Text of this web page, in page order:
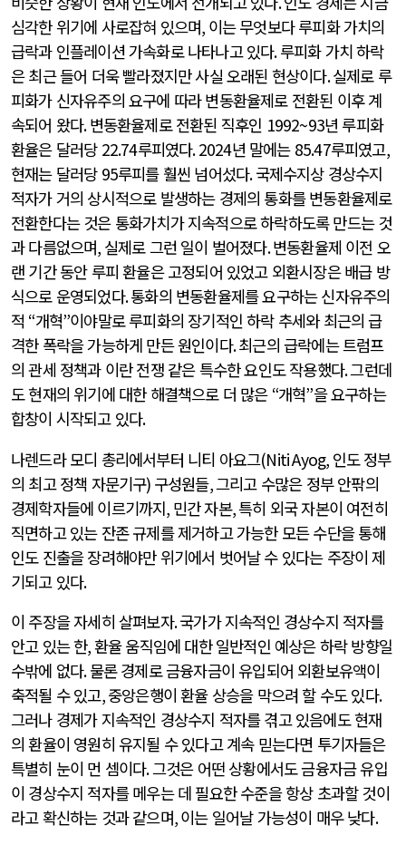
심각한 위기에 사로잡혀 있으며, 이는 무엇보다 루피화 가치의
급락과 인플레이션 가속화로 나타나고 있다.루피화 가치 하락
은 최근 들어 더욱 빨라졌지만 사실 오래된 현상이다.실제로 루
피화가 신자유주의 요구에 따라 변동환율제로 전환된 이후 계
속되어 왔다.변동환율제로 전환된 직후인 1992~93년 루피화
환율은 달러당 22.74루피였다. 2024년 말에는 85.47루피였고,
현재는 달러당 95루피를 훨씬 넘어섰다.국제수지상 경상수지
적자가 거의 상시적으로 발생하는 경제의 통화를 변동환율제로
전환한다는 것은 통화가치가 지속적으로 하락하도록 만드는 것
과 다름없으며, 실제로 그런 일이 벌어졌다.변동환율제 이전 오
랜 기간 동안 루피 환율은 고정되어 있었고 외환시장은 배급 방
식으로 운영되었다.통화의 변동환율제를 요구하는 신자유주의
적 “개혁”이야말로 루피화의 장기적인 하락 추세와 최근의 급
격한 폭락을 가능하게 만든 원인이다.최근의 급락에는 트럼프
의 관세 정책과 이란 전쟁 같은 특수한 요인도 작용했다.그런데
도 현재의 위기에 대한 해결책으로 더 많은 “개혁”을 요구하는
합창이 시작되고 있다.
나렌드라 모디 총리에서부터 니티 아요그(Niti Ayog, 인도 정부
의 최고 정책 자문기구) 구성원들,그리고 수많은 정부 안팎의
경제학자들에 이르기까지, 민간 자본,특히 외국 자본이 여전히
직면하고 있는 잔존 규제를 제거하고 가능한 모든 수단을 통해
인도 진출을 장려해야만 위기에서 벗어날 수 있다는 주장이 제
기되고 있다.
이 주장을 자세히 살펴보자.국가가 지속적인 경상수지 적자를
안고 있는 한,환율 움직임에 대한 일반적인 예상은 하락 방향일
수밖에 없다.물론 경제로 금융자금이 유입되어 외환보유액이
축적될 수 있고,중앙은행이 환율 상승을 막으려 할 수도 있다.
그러나 경제가 지속적인 경상수지 적자를 겪고 있음에도 현재
의 환율이 영원히 유지될 수 있다고 계속 믿는다면 투기자들은
특별히 눈이 먼 셈이다.그것은 어떤 상황에서도 금융자금 유입
이 경상수지 적자를 메우는 데 필요한 수준을 항상 초과할 것이
라고 확신하는 것과 같으며,이는 일어날 가능성이 매우 낮다.